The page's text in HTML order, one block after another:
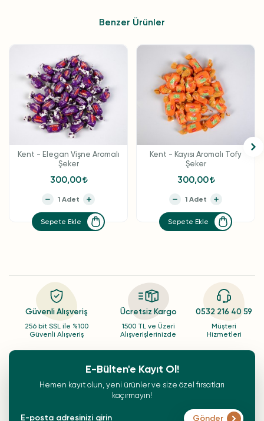
Benzer Ürünler
Kent - Elegan Vişne Aromalı
Şeker
300,00
Sepete Ekle
Kent - Kayısı Aromalı Tofy
Şeker
300,00
Sepete Ekle
Güvenli Alışveriş
256 bit SSL ile %100
Güvenli Alışveriş
Ücretsiz Kargo
1500 TL ve Üzeri
Alışverişlerinizde
0532 216 40 59
Müşteri
Hizmetleri
E-Bülten'e Kayıt Ol!
Hemen kayıt olun, yeni ürünler ve size özel fırsatları
kaçırmayın!
Gönder